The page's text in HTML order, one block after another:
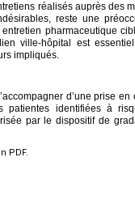
réalisés auprès des
reste une
pharmaceutique
ville-hôpital est
impliqués.
d’une prise
identifiées à
par le dispositif de
PDF.